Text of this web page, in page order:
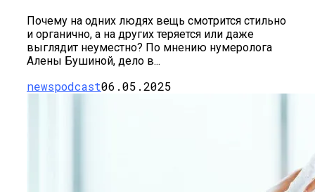
Почему на одних людях вещь смотрится стильно
и органично, а на других теряется или даже
выглядит неуместно? По мнению нумеролога
Алены Бушиной, дело в...
newspodcast06.05.2025